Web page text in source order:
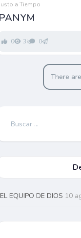
a Tiempo
0 3k 0
There
Buscar:
EL EQUIPO DE DIOS 10